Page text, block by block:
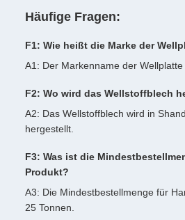
Häufige Fragen:
F1: Wie heißt die Marke der
A1: Der Markenname der Wellplatte
F2: Wo wird das Wellstoffblech
A2: Das Wellstoffblech wird in
hergestellt.
F3: Was ist die
Produkt?
A3: Die Mindestbestellmenge für
25 Tonnen.